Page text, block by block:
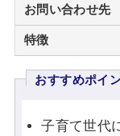
お問い合わせ先
特徴
おすすめポイ
子育て世代